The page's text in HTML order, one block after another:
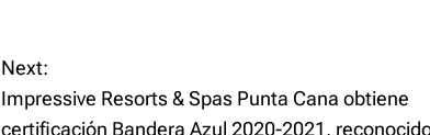
Next:
Impressive Resorts & Spas Punta Cana obtiene
certificación Bandera Azul 2020-2021,